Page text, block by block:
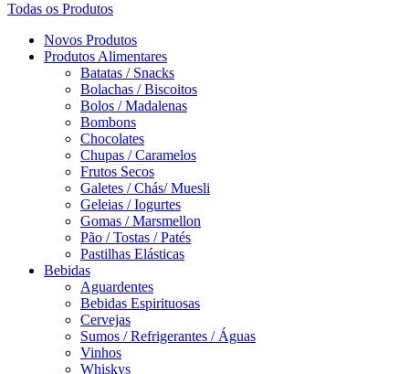
Todas os Produtos
Novos Produtos
Produtos Alimentares
Batatas / Snacks
Bolachas / Biscoitos
Bolos / Madalenas
Bombons
Chocolates
Chupas / Caramelos
Frutos Secos
Galetes / Chás/ Muesli
Geleias / Iogurtes
Gomas / Marsmellon
Pão / Tostas / Patés
Pastilhas Elásticas
Bebidas
Aguardentes
Bebidas Espirituosas
Cervejas
Sumos / Refrigerantes / Águas
Vinhos
Whiskys